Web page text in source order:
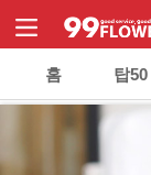
홈 탑50